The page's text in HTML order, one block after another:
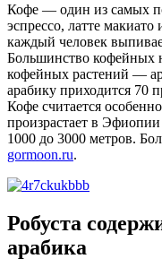
Кофе — один из самых
эспрессо, латте
каждый человек
Большинство кофейных
кофейных растений —
арабику приходится 70
Кофе считается
произрастает в Эфиопии
1000 до 3000 метров.
gormoon.ru.
Робуста
арабика